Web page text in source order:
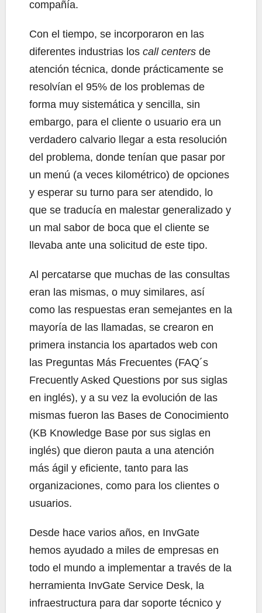
compañía.
Con el tiempo, se incorporaron en las
diferentes industrias los call centers de
atención técnica, donde prácticamente se
resolvían el 95% de los problemas de
forma muy sistemática y sencilla, sin
embargo, para el cliente o usuario era un
verdadero calvario llegar a esta resolución
del problema, donde tenían que pasar por
un menú (a veces kilométrico) de opciones
y esperar su turno para ser atendido, lo
que se traducía en malestar generalizado y
un mal sabor de boca que el cliente se
llevaba ante una solicitud de este tipo.
Al percatarse que muchas de las consultas
eran las mismas, o muy similares, así
como las respuestas eran semejantes en la
mayoría de las llamadas, se crearon en
primera instancia los apartados web con
las Preguntas Más Frecuentes (FAQ´s
Frecuently Asked Questions por sus siglas
en inglés), y a su vez la evolución de las
mismas fueron las Bases de Conocimiento
(KB Knowledge Base por sus siglas en
inglés) que dieron pauta a una atención
más ágil y eficiente, tanto para las
organizaciones, como para los clientes o
usuarios.
Desde hace varios años, en InvGate
hemos ayudado a miles de empresas en
todo el mundo a implementar a través de la
herramienta InvGate Service Desk, la
infraestructura para dar soporte técnico y